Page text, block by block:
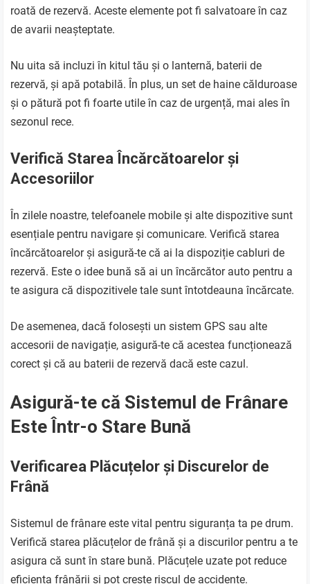
roată de rezervă. Aceste elemente pot fi salvatoare în caz
de avarii neașteptate.
Nu uita să incluzi în kitul tău și o lanternă, baterii de
rezervă, și apă potabilă. În plus, un set de haine călduroase
și o pătură pot fi foarte utile în caz de urgență, mai ales în
sezonul rece.
Verifică Starea Încărcătoarelor și
Accesoriilor
În zilele noastre, telefoanele mobile și alte dispozitive sunt
esențiale pentru navigare și comunicare. Verifică starea
încărcătoarelor și asigură-te că ai la dispoziție cabluri de
rezervă. Este o idee bună să ai un încărcător auto pentru a
te asigura că dispozitivele tale sunt întotdeauna încărcate.
De asemenea, dacă folosești un sistem GPS sau alte
accesorii de navigație, asigură-te că acestea funcționează
corect și că au baterii de rezervă dacă este cazul.
Asigură-te că Sistemul de Frânare
Este Într-o Stare Bună
Verificarea Plăcuțelor și Discurelor de
Frână
Sistemul de frânare este vital pentru siguranța ta pe drum.
Verifică starea plăcuțelor de frână și a discurilor pentru a te
asigura că sunt în stare bună. Plăcuțele uzate pot reduce
eficiența frânării și pot crește riscul de accidente.